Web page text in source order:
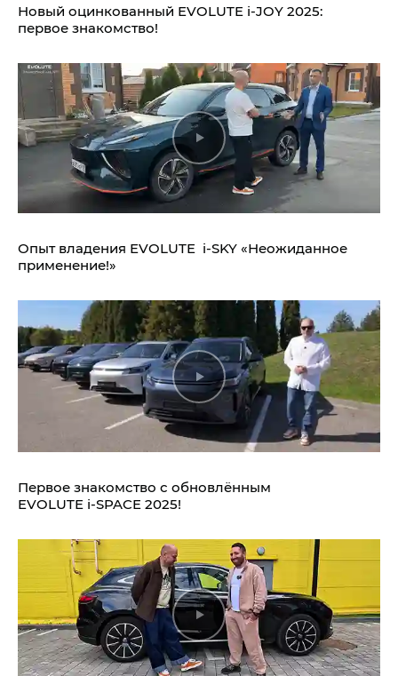
Новый оцинкованный EVOLUTE i‑JOY 2025:
первое знакомство!
Опыт владения EVOLUTE i‑SKY «Неожиданное
применение!»
Первое знакомство с обновлённым
EVOLUTE i‑SPACE 2025!